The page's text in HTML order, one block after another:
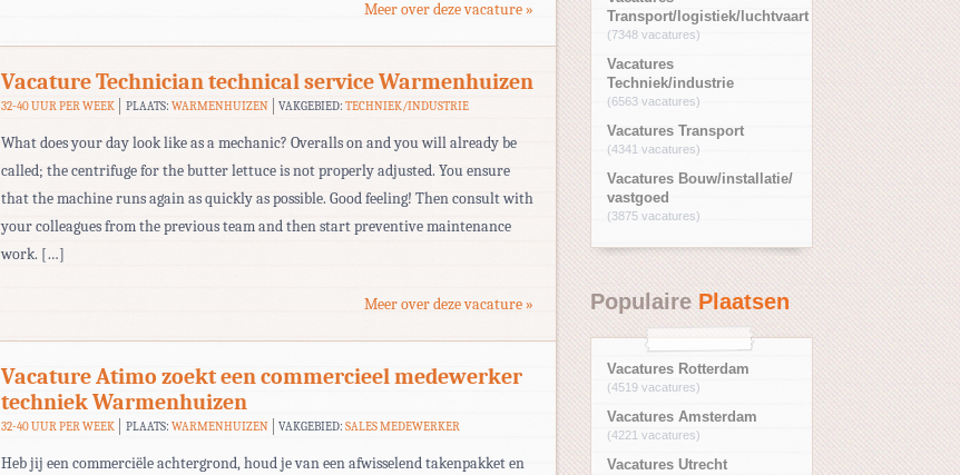
Meer over deze vacature »
Vacature Technician technical service Warmenhuizen
32-40 UUR PER WEEK PLAATS: WARMENHUIZEN VAKGEBIED:TECHNIEK/INDUSTRIE
What does your day look like as a mechanic? Overalls on and you will already be
called; the centrifuge for the butter lettuce is not properly adjusted. You ensure
that the machine runs again as quickly as possible. Good feeling! Then consult with
your colleagues from the previous team and then start preventive maintenance
work. […]
Meer over deze vacature »
Vacature Atimo zoekt een commercieel medewerker
techniek Warmenhuizen
32-40 UUR PER WEEK PLAATS: WARMENHUIZEN VAKGEBIED:SALES MEDEWERKER
Heb jij een commerciële achtergrond, houd je van een afwisselend takenpakket en
Transport/logistiek/luchtvaart
(7348 vacatures)
Vacatures
Techniek/industrie
(6563 vacatures)
Vacatures Transport
(4341 vacatures)
Vacatures Bouw/installatie/
vastgoed
(3875 vacatures)
Populaire Plaatsen
Vacatures Rotterdam
(4519 vacatures)
Vacatures Amsterdam
(4221 vacatures)
Vacatures Utrecht